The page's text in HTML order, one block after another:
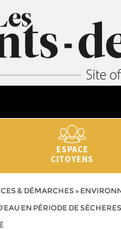
ESPACE
CITOYENS
& DÉMARCHES»
EN PÉRIODE DE